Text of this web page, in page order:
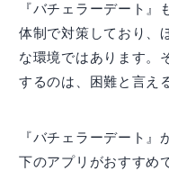
『バチェラーデート
体制で対策しており、
な環境ではあります。
するのは、困難と言え
『バチェラーデート
下のアプリがおすすめ